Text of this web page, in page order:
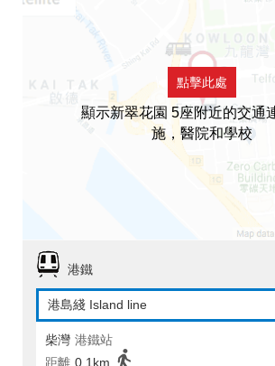
點擊此處
顯示新翠花園 5座附近的交通
施，醫院和學校
港鐵
港島綫 Island line
柴灣 港鐵站
距離 0.1km